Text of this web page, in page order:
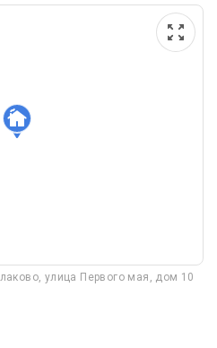
улица Первого мая, дом 10